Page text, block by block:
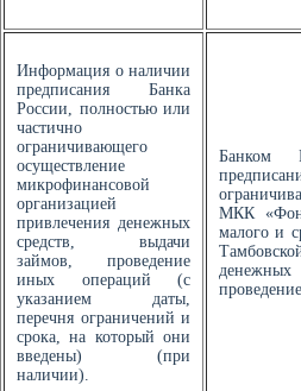
Информация о наличии
предписания Банка
России, полностью или
частично
ограничивающего
осуществление
микрофинансовой
организацией
привлечения денежных
средств, выдачи
займов, проведение
иных операций (с
указанием даты,
перечня ограничений и
срока, на который они
введены) (при
наличии).
Банком
МКК
малого и